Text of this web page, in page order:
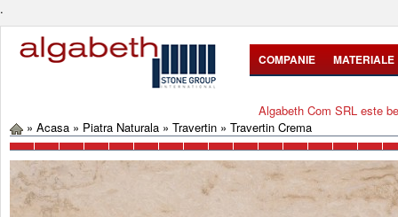
.
COMPANIE MATERIALE
Algabeth Com SRL este
» Acasa » Piatra Naturala » Travertin » Travertin Crema